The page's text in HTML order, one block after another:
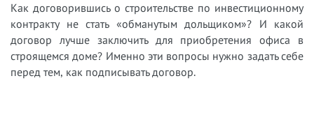
Как договорившись о строительстве по инвестиционному
контракту не стать «обманутым дольщиком»? И какой
договор лучше заключить для приобретения офиса в
строящемся доме? Именно эти вопросы нужно задать себе
перед тем, как подписывать договор.